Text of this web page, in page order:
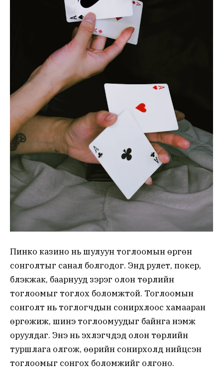
Пинко казино нь шулуун тоглоомын өргөн
сонголтыг санал болгодог. Энд рулет, покер,
блэкжак, баарнууд зэрэг олон төрлийн
тоглоомыг тоглох боломжтой. Тоглоомын
сонголт нь тоглогчдын сонирхлоос хамааран
өргөжиж, шинэ тоглоомуудыг байнга нэмж
оруулдаг. Энэ нь эхлэгчдэд олон төрлийн
туршлага олгож, өөрийн сонирхолд нийцсэн
тоглоомыг сонгох боломжийг олгоно.